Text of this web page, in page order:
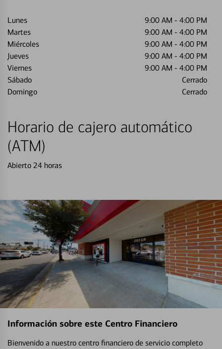
Lunes 9:00 AM - 4:00 PM
Martes
9:00 AM - 4:00 PM
Miércoles
9:00 AM - 4:00 PM
Jueves
9:00 AM - 4:00 PM
Viernes
9:00 AM - 4:00 PM
Sábado
Cerrado
Domingo
Cerrado
Horario de cajero automático
(ATM)
Abierto 24 horas
Información sobre este Centro Financiero
Bienvenido a nuestro centro financiero de servicio completo